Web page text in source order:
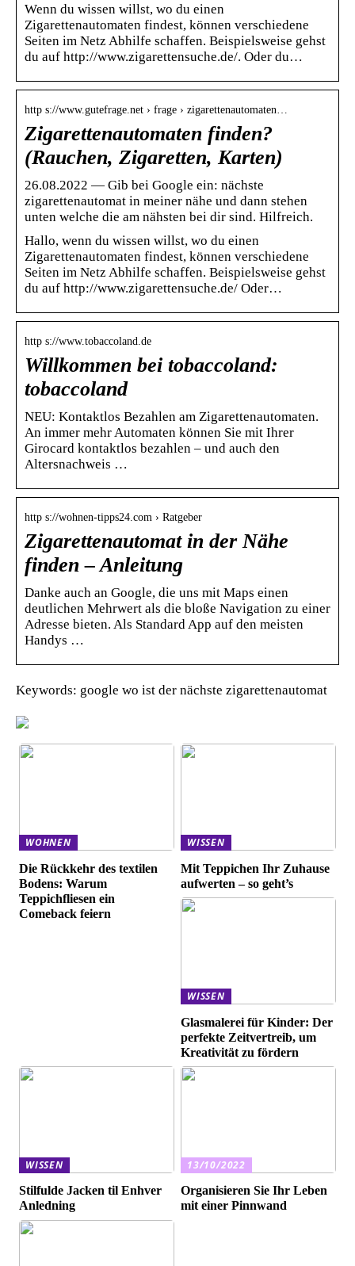
Wenn du wissen willst, wo du einen
Zigarettenautomaten findest, können verschiedene
Seiten im Netz Abhilfe schaffen. Beispielsweise gehst
du auf http://www.zigarettensuche.de/. Oder du…
http s://www.gutefrage.net › frage › zigarettenautomaten…
Zigarettenautomaten finden?
(Rauchen, Zigaretten, Karten)
26.08.2022 — Gib bei Google ein: nächste
zigarettenautomat in meiner nähe und dann stehen
unten welche die am nähsten bei dir sind. Hilfreich.
Hallo, wenn du wissen willst, wo du einen
Zigarettenautomaten findest, können verschiedene
Seiten im Netz Abhilfe schaffen. Beispielsweise gehst
du auf http://www.zigarettensuche.de/ Oder…
http s://www.tobaccoland.de
Willkommen bei tobaccoland:
tobaccoland
NEU: Kontaktlos Bezahlen am Zigarettenautomaten.
An immer mehr Automaten können Sie mit Ihrer
Girocard kontaktlos bezahlen – und auch den
Altersnachweis …
http s://wohnen-tipps24.com › Ratgeber
Zigarettenautomat in der Nähe
finden – Anleitung
Danke auch an Google, die uns mit Maps einen
deutlichen Mehrwert als die bloße Navigation zu einer
Adresse bieten. Als Standard App auf den meisten
Handys …
Keywords: google wo ist der nächste zigarettenautomat
WOHNEN
Die Rückkehr des textilen
Bodens: Warum
Teppichfliesen ein
Comeback feiern
WISSEN
Mit Teppichen Ihr Zuhause
aufwerten – so geht’s
WISSEN
Glasmalerei für Kinder: Der
perfekte Zeitvertreib, um
Kreativität zu fördern
WISSEN
Stilfulde Jacken til Enhver
Anledning
13/10/2022
Organisieren Sie Ihr Leben
mit einer Pinnwand